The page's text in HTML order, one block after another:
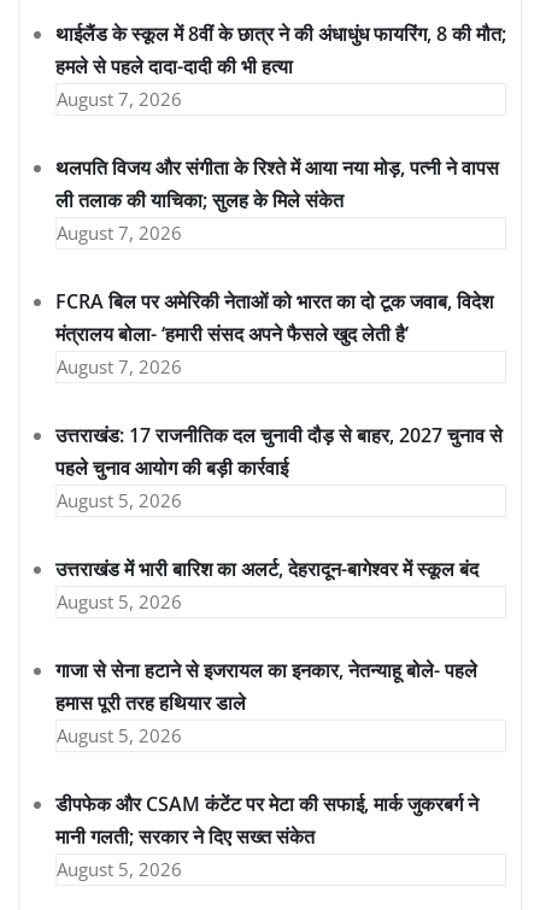
थाईलैंड के स्कूल में 8वीं के छात्र ने की अंधाधुंध फायरिंग, 8 की मौत;
हमले से पहले दादा-दादी की भी हत्या
August 7, 2026
थलपति विजय और संगीता के रिश्ते में आया नया मोड़, पत्नी ने वापस
ली तलाक की याचिका; सुलह के मिले संकेत
August 7, 2026
FCRA बिल पर अमेरिकी नेताओं को भारत का दो टूक जवाब, विदेश
मंत्रालय बोला- ‘हमारी संसद अपने फैसले खुद लेती है’
August 7, 2026
उत्तराखंड: 17 राजनीतिक दल चुनावी दौड़ से बाहर, 2027 चुनाव से
पहले चुनाव आयोग की बड़ी कार्रवाई
August 5, 2026
उत्तराखंड में भारी बारिश का अलर्ट, देहरादून-बागेश्वर में स्कूल बंद
August 5, 2026
गाजा से सेना हटाने से इजरायल का इनकार, नेतन्याहू बोले- पहले
हमास पूरी तरह हथियार डाले
August 5, 2026
डीपफेक और CSAM कंटेंट पर मेटा की सफाई, मार्क जुकरबर्ग ने
मानी गलती; सरकार ने दिए सख्त संकेत
August 5, 2026